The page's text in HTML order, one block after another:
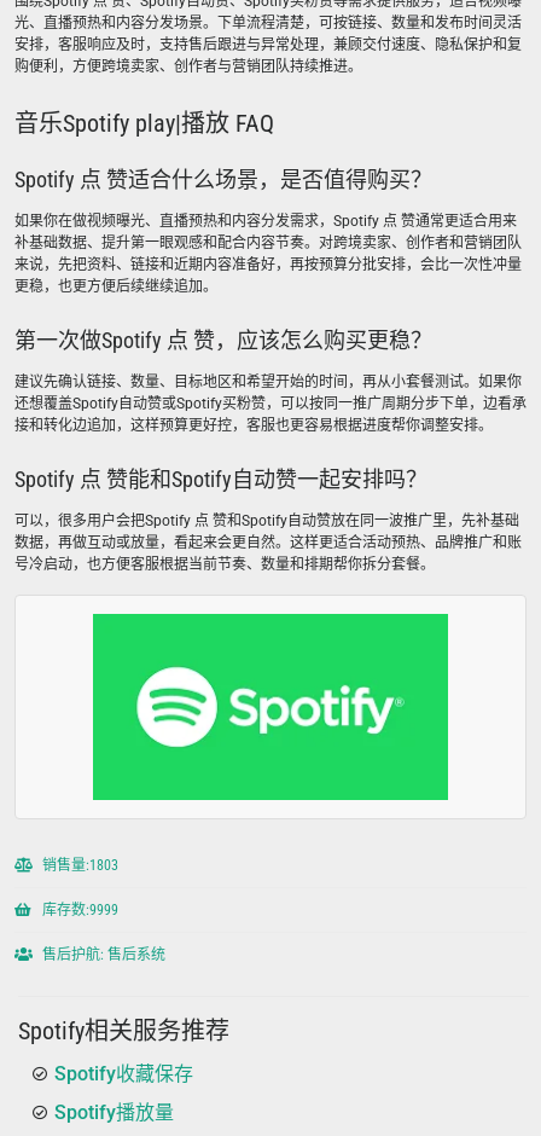
光、直播预热和内容分发场景。下单流程清楚，可按链接、数量和发布时间灵活
安排，客服响应及时，支持售后跟进与异常处理，兼顾交付速度、隐私保护和复
购便利，方便跨境卖家、创作者与营销团队持续推进。
音乐Spotify play|播放 FAQ
Spotify 点 赞适合什么场景，是否值得购买？
如果你在做视频曝光、直播预热和内容分发需求，Spotify 点 赞通常更适合用来
补基础数据、提升第一眼观感和配合内容节奏。对跨境卖家、创作者和营销团队
来说，先把资料、链接和近期内容准备好，再按预算分批安排，会比一次性冲量
更稳，也更方便后续继续追加。
第一次做Spotify 点 赞，应该怎么购买更稳？
建议先确认链接、数量、目标地区和希望开始的时间，再从小套餐测试。如果你
还想覆盖Spotify自动赞或Spotify买粉赞，可以按同一推广周期分步下单，边看承
接和转化边追加，这样预算更好控，客服也更容易根据进度帮你调整安排。
Spotify 点 赞能和Spotify自动赞一起安排吗？
可以，很多用户会把Spotify 点 赞和Spotify自动赞放在同一波推广里，先补基础
数据，再做互动或放量，看起来会更自然。这样更适合活动预热、品牌推广和账
号冷启动，也方便客服根据当前节奏、数量和排期帮你拆分套餐。
销售量:1803
库存数:9999
售后护航: 售后系统
Spotify相关服务推荐
Spotify收藏保存
Spotify播放量